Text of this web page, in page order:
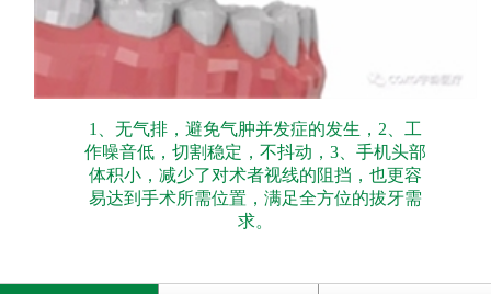
1、无气排，避免气肿并发症的发生，2、工
作噪音低，切割稳定，不抖动，3、手机头部
体积小，减少了对术者视线的阻挡，也更容
易达到手术所需位置，满足全方位的拔牙需
求。